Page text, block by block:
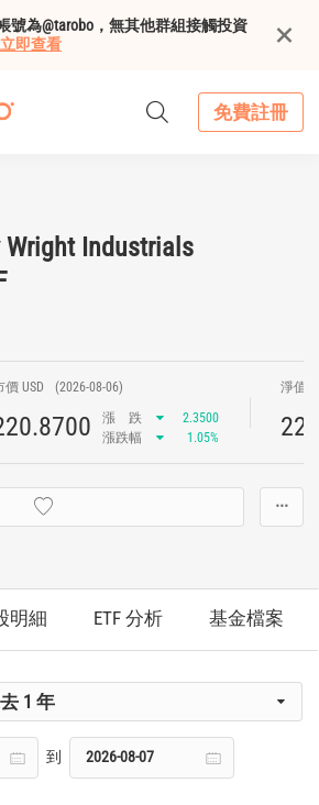
號為@tarobo，無其他群組接觸投資
立即查看
免費註冊
Wright Industrials
價 USD (2026-08-06)
漲 跌
2.3500
漲跌幅
1.05%
淨值
···
明細 ETF 分析 基金檔案
1 年
到